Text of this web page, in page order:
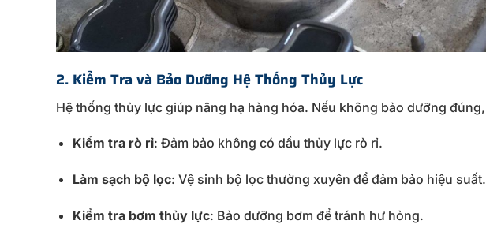
2. Kiểm Tra và Bảo Dưỡng HệThống Thủy Lực
Hệ thống thủy lực giúp nâng hạ hàng hóa. Nếu không bảo dưỡng đúng,
Kiểm tra rò rỉ: Đảm bảo không có dầu thủy lực rò rỉ.
Làm sạch bộ lọc: Vệ sinh bộ lọc thường xuyên để đảm bảo hiệu suất.
Kiểm tra bơm thủy lực: Bảo dưỡng bơm để tránh hư hỏng.